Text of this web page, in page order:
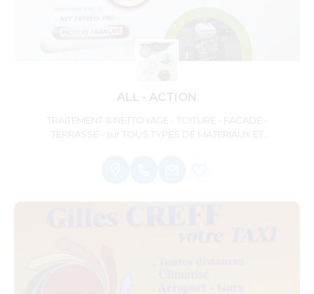
ALL - ACTION
TRAITEMENT & NETTOYAGE - TOITURE - FACADE -
TERRASSE - sur TOUS TYPES DE MATERIAUX ET